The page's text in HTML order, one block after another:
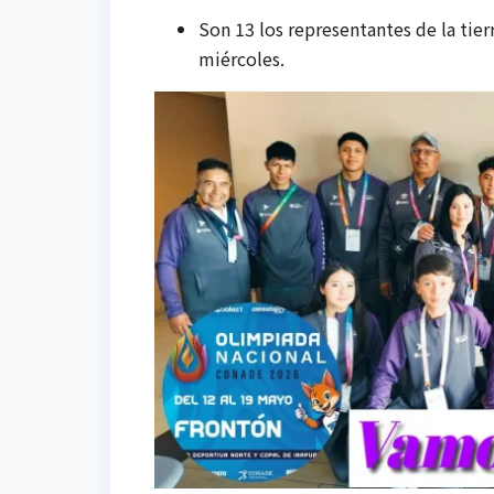
Son 13 los representantes de la
miércoles.